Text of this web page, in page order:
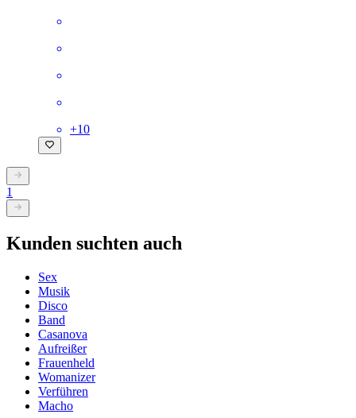
+10
1
Kunden suchten auch
Sex
Musik
Disco
Band
Casanova
Aufreißer
Frauenheld
Womanizer
Verführen
Macho